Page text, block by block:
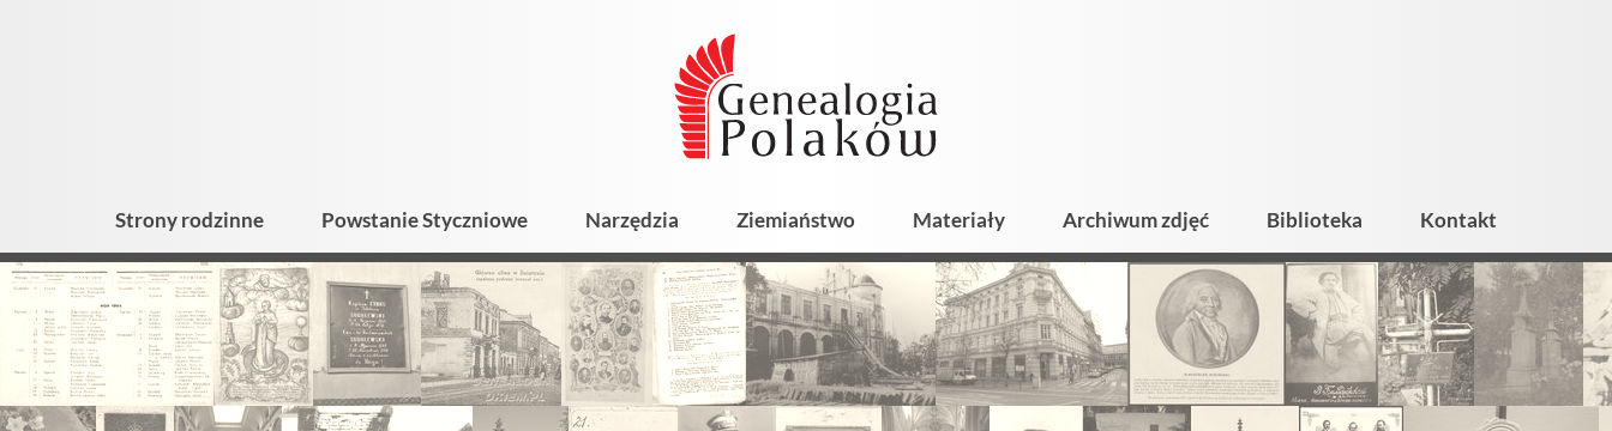
Strony rodzinne Powstanie Styczniowe Narzędzia Ziemiaństwo Materiały Archiwum zdjęć Biblioteka Kontakt